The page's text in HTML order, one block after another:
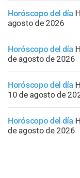
Horóscopo del día
agosto de 2026
Horóscopo del día
de agosto de 2026
Horóscopo del día
10 de agosto de
Horóscopo del día
de agosto de 2026